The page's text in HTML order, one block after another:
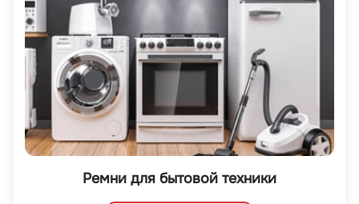
Ремни для бытовой техники